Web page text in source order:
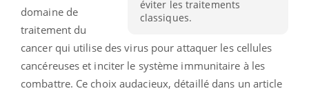
éviter les traitements
classiques.
domaine de
traitement du
cancer qui utilise des virus pour attaquer les cellules
cancéreuses et inciter le système immunitaire à les
combattre. Ce choix audacieux, détaillé dans un article